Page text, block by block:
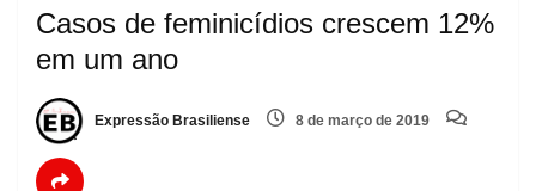
Casos de feminicídios crescem 12%
em um ano
Expressão Brasiliense 8 de março de 2019